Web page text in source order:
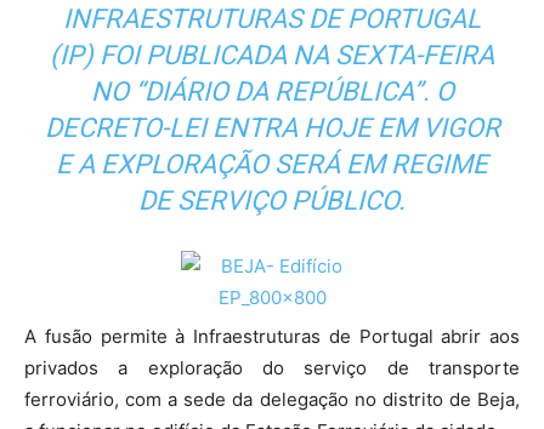
INFRAESTRUTURAS DE PORTUGAL
(IP) FOI PUBLICADA NA SEXTA-FEIRA
NO “DIÁRIO DA REPÚBLICA”. O
DECRETO-LEI ENTRA HOJE EM VIGOR
E A EXPLORAÇÃO SERÁ EM REGIME
DE SERVIÇO PÚBLICO.
A fusão permite à Infraestruturas de Portugal abrir aos
privados a exploração do serviço de transporte
ferroviário, com a sede da delegação no distrito de Beja,